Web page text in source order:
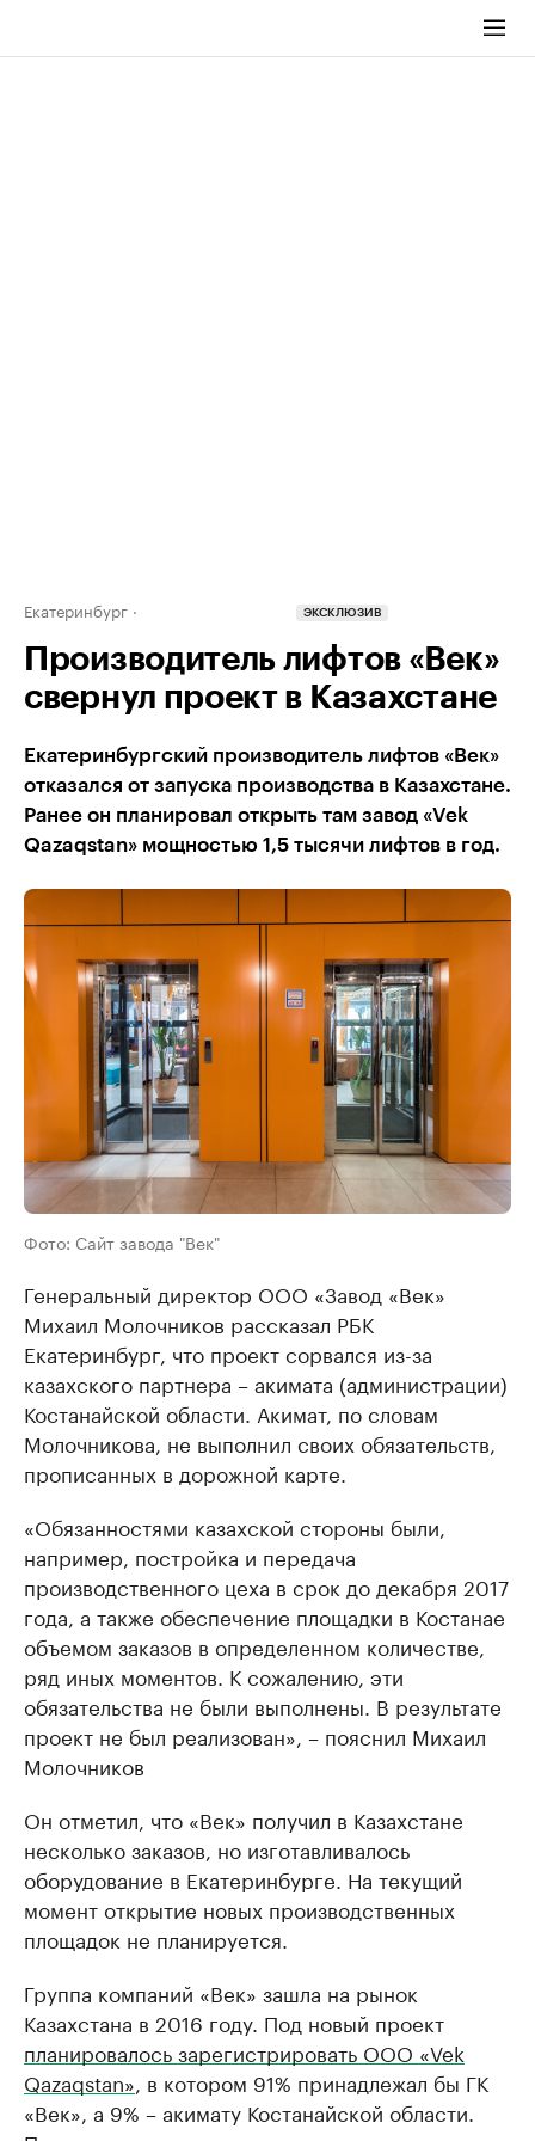
Екатеринбург ЭКСКЛЮЗИВ
Производитель лифтов «Век»
свернул проект в Казахстане
Екатеринбургский производитель лифтов «Век»
отказался от запуска производства в Казахстане.
Ранее он планировал открыть там завод «Vek
Qazaqstan» мощностью 1,5 тысячи лифтов в год.
Фото: Сайт завода "Век"
Генеральный директор ООО «Завод «Век»
Михаил Молочников рассказал РБК
Екатеринбург, что проект сорвался из-за
казахского партнера – акимата (администрации)
Костанайской области. Акимат, по словам
Молочникова, не выполнил своих обязательств,
прописанных в дорожной карте.
«Обязанностями казахской стороны были,
например, постройка и передача
производственного цеха в срок до декабря 2017
года, а также обеспечение площадки в Костанае
объемом заказов в определенном количестве,
ряд иных моментов. К сожалению, эти
обязательства не были выполнены. В результате
проект не был реализован», – пояснил Михаил
Молочников
Он отметил, что «Век» получил в Казахстане
несколько заказов, но изготавливалось
оборудование в Екатеринбурге. На текущий
момент открытие новых производственных
площадок не планируется.
Группа компаний «Век» зашла на рынок
Казахстана в 2016 году. Под новый проект
планировалось зарегистрировать ООО «Vek
Qazaqstan» , в котором 91% принадлежал бы ГК
«Век», а 9% – акимату Костанайской области.